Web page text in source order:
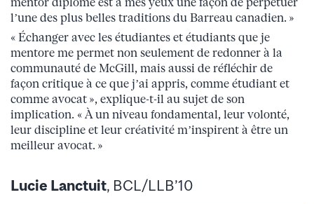
l’une des plus belles traditions du Barreau canadien. »
« Échanger avec les étudiantes et étudiants que je
mentore me permet non seulement de redonner à la
communauté de McGill, mais aussi de réfléchir de
façon critique à ce que j’ai appris, comme étudiant et
comme avocat », explique-t-il au sujet de son
implication. « À un niveau fondamental, leur volonté,
leur discipline et leur créativité m’inspirent à être un
meilleur avocat. »
Lucie Lanctuit, BCL/LLB’10